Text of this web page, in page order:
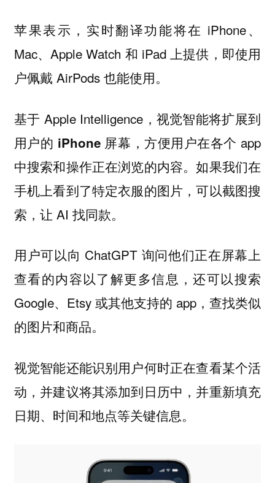
苹果表示，实时翻译功能将在 iPhone、
Mac、Apple Watch 和 iPad 上提供，即使用
户佩戴 AirPods 也能使用。
基于 Apple Intelligence， 视觉智能将扩展到
用户的 iPhone 屏幕 ，方便用户在各个 app
中搜索和操作正在浏览的内容。如果我们在
手机上看到了特定衣服的图片，可以截图搜
索，让 AI 找同款。
用户可以向 ChatGPT 询问他们正在屏幕上
查看的内容以了解更多信息，还可以搜索
Google、Etsy 或其他支持的 app，查找类似
的图片和商品。
视觉智能还能识别用户何时正在查看某个活
动，并建议将其添加到日历中，并重新填充
日期、时间和地点等关键信息。